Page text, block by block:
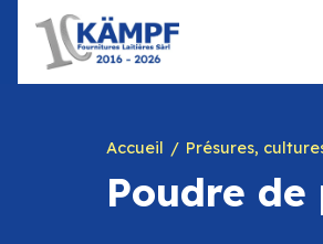
contenu
Accueil Présures, cultures, arôme à yogourt, marques,
Poudre